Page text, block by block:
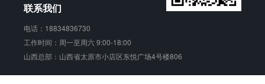
联系我们
电话：18834836730
工作时间：周一至周六 9:00-18:00
山西总部：山西省太原市小店区东悦广场4号楼806